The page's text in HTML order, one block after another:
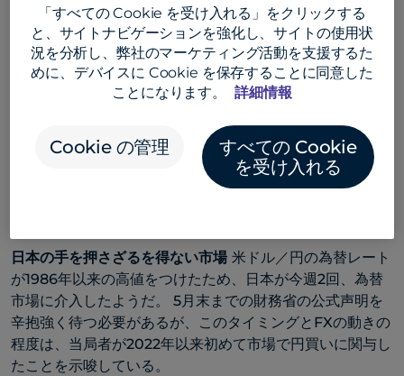
た。 欧州のデータは、ディスインフレのプロセスが停滞し
ているという同じ絵を描いていた。 しかし、FRB理事会は
マクロデータの影に隠れ、大西洋の両岸で債券利回りを下
げた。
フレ率、商品受注などのハードデータは第1四半期に上振れ
した。 しかし、この2週間で購買担当者景気指数は下振れ
し、消費者期待は2013年以来2番目の低水準に落ち込み、
日本の手を押さざるを得ない市場 米ドル／円の為替レート
が1986年以来の高値をつけたため、日本が今週2回、為替
市場に介入したようだ。 5月末までの財務省の公式声明を
辛抱強く待つ必要があるが、このタイミングとFXの動きの
程度は、当局者が2022年以来初めて市場で円買いに関与し
たことを示唆している。
「すべての Cookie を受け入れる」をクリックする
と、サイトナビゲーションを強化し、サイトの使用状
況を分析し、弊社のマーケティング活動を支援するた
めに、デバイスに Cookie を保存することに同意した
ことになります。
詳細情報
Cookie の管理
すべての Cookie
を受け入れる